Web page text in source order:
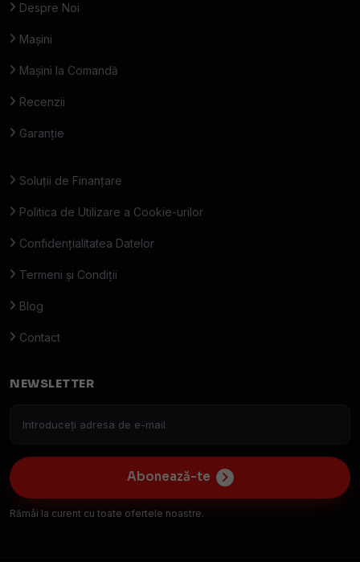
Despre Noi
Mașini
Mașini la Comandă
Recenzii
Garanție
Soluții de Finanțare
Politica de Utilizare a Cookie-urilor
Confidențialitatea Datelor
Termeni și Condiții
Blog
Contact
NEWSLETTER
Abonează-te
Rămâi la curent cu toate ofertele noastre.